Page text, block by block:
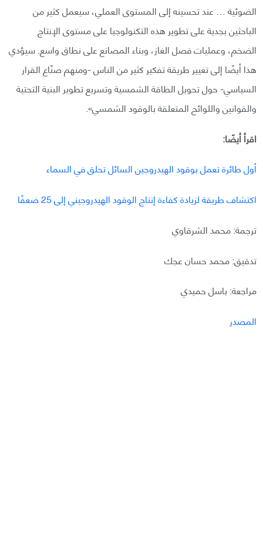
الضوئية … عند تحسينه إلى المستوى العملي، سيعمل كثير من
الباحثين بجدية على تطوير هذه التكنولوجيا على مستوى الإنتاج
الضخم، وعمليات فصل الغاز، وبناء المصانع على نطاق واسع. سيؤدي
هذا أيضًا إلى تغيير طريقة تفكير كثير من الناس -ومنهم صنّاع القرار
السياسي- حول تحويل الطاقة الشمسية وتسريع تطوير البنية التحتية
والقوانين واللوائح المتعلقة بالوقود الشمسي».
اقرأ أيضًا:
أول طائرة تعمل بوقود الهيدروجين السائل تحلق في السماء
اكتشاف طريقة لزيادة كفاءة إنتاج الوقود الهيدروجيني إلى 25 ضعفًا
ترجمة: محمد الشرقاوي
تدقيق: محمد حسان عجك
مراجعة: باسل حميدي
المصدر